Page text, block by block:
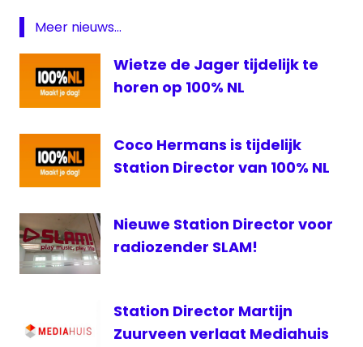
Meer nieuws...
Wietze de Jager tijdelijk te
horen op 100% NL
Coco Hermans is tijdelijk
Station Director van 100% NL
Nieuwe Station Director voor
radiozender SLAM!
Station Director Martijn
Zuurveen verlaat Mediahuis